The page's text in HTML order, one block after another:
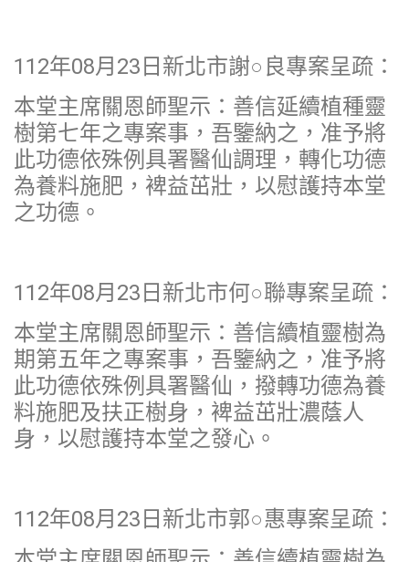
112年08月23日新北市謝○良專案呈疏：
本堂主席關恩師聖示：善信延續植種靈
樹第七年之專案事，吾鑒納之，准予將
此功德依殊例具署醫仙調理，轉化功德
為養料施肥，裨益茁壯，以慰護持本堂
之功德。
112年08月23日新北市何○聯專案呈疏：
本堂主席關恩師聖示：善信續植靈樹為
期第五年之專案事，吾鑒納之，准予將
此功德依殊例具署醫仙，撥轉功德為養
料施肥及扶正樹身，裨益茁壯濃蔭人
身，以慰護持本堂之發心。
112年08月23日新北市郭○惠專案呈疏：